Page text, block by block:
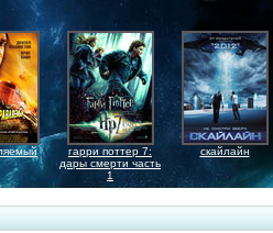
гарри поттер 7:
дары смерти часть
1
скайлайн